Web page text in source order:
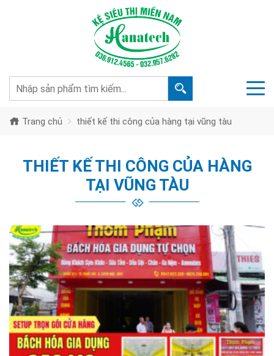
Trang chủ thiết kế thi công của hàng tại vũng tàu
THIẾT KẾ THI CÔNG CỦA HÀNG
TẠI VŨNG TÀU